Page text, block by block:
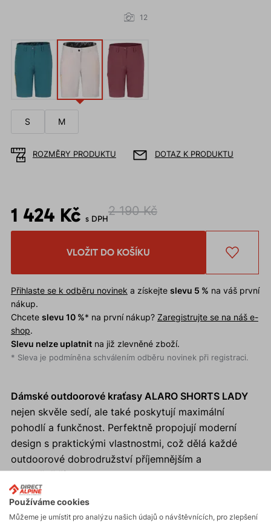
12
S M
ROZMĚRY PRODUKTU DOTAZ K PRODUKTU
1 424 Kč s DPH
2 190 Kč
VLOŽIT DO KOŠÍKU
Přihlaste se k odběru novinek a získejte slevu 5 % na váš první
nákup.
Chcete slevu 10 %* na první nákup? Zaregistrujte se na náš e-
shop.
Slevu nelze uplatnitna již zlevněné zboží.
* Sleva je podmíněna schválením odběru novinek při registraci.
Dámské outdoorové kraťasy ALARO SHORTS LADY
nejen skvěle sedí, ale také poskytují maximální
pohodlí a funkčnost. Perfektně propojují moderní
design s praktickými vlastnostmi, což dělá každé
outdoorové dobrodružství příjemnějším a
bezpečnějším.
Proč si koupit dámské outdoorové kraťasy ALARO
Používáme cookies
Můžeme je umístit pro analýzu našich údajů o návštěvnících, pro zlepšení